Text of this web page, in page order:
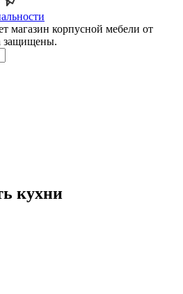
магазин корпусной мебели от
защищены.
кухни